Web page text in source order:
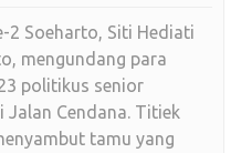
2 Soeharto, Siti Hediati
mengundang para
politikus senior
Cendana. Titiek
tamu yang